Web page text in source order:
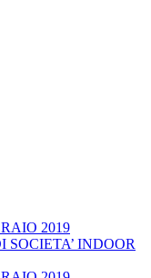
2019
SOCIETA’ INDOOR